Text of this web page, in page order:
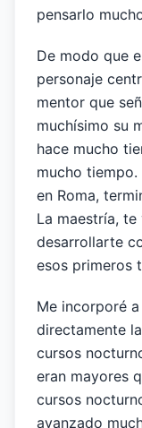
pensarlo
De modo que
personaje
mentor que
muchísimo su
hace mucho
mucho tiempo.
en Roma,
La maestría, te
desarrollarte
esos primeros
Me incorporé
directamente
cursos
eran mayores
cursos
avanzado